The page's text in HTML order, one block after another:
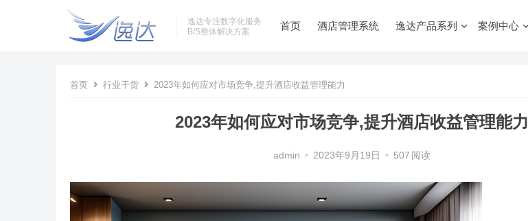
逸达专注数字化服务
B/S整体解决方案
首页 酒店管理系统 逸达产品系列 案例中心
首页 行业干货 2023年如何应对市场竞争,提升酒店收益管理能力
2023年如何应对市场竞争,提升酒店收益管理能力
admin • 2023年9月19日 • 507 阅读